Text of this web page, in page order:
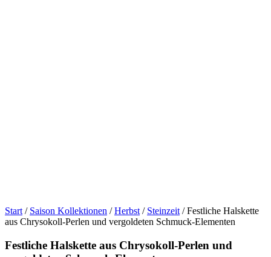
Start / Saison Kollektionen /Herbst / Steinzeit / Festliche Halskette
aus Chrysokoll-Perlen und vergoldeten Schmuck-Elementen
Festliche Halskette aus Chrysokoll-Perlen und